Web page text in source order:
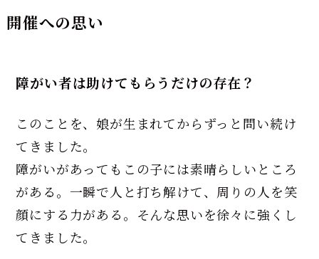
開催への思い
障がい者は助けてもらうだけの存在？
このことを、娘が生まれてからずっと問い続け
てきました。
障がいがあってもこの子には素晴らしいところ
がある。一瞬で人と打ち解けて、周りの人を笑
顔にする力がある。そんな思いを徐々に強くし
てきました。